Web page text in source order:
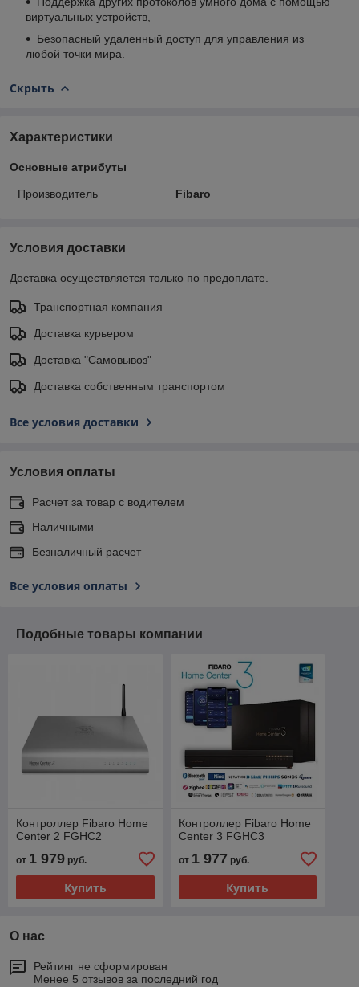
виртуальных устройств,
Безопасный удаленный доступ для управления из
любой точки мира.
Скрыть
Характеристики
Основные атрибуты
Производитель Fibaro
Условия доставки
Доставка осуществляется только по предоплате.
Транспортная компания
Доставка курьером
Доставка "Самовывоз"
Доставка собственным транспортом
Все условия доставки
Условия оплаты
Расчет за товар с водителем
Наличными
Безналичный расчет
Все условия оплаты
Подобные товары компании
Контроллер Fibaro Home
Center 2 FGHC2
от 1 979 руб.
Купить
Контроллер Fibaro Home
Center 3 FGHC3
от 1 977 руб.
Купить
О нас
Рейтинг не сформирован
Менее 5 отзывов за последний год